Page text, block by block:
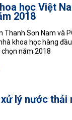
học Việt
2018
Thanh Sơn Nam và
khoa học hàng
năm 2018
lý nước thải